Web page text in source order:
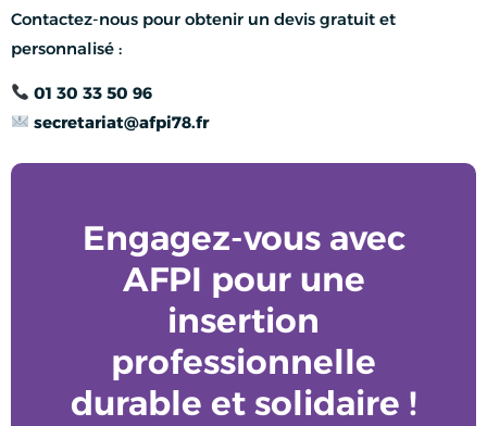
Contactez-nous pour obtenir un devis gratuit et
personnalisé :
01 30 33 50 96
secretariat@afpi78.fr
Engagez-vous avec
AFPI pour une
insertion
professionnelle
durable et solidaire !